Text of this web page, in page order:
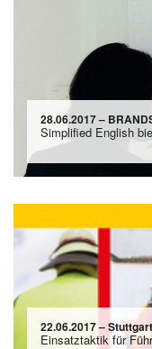
28.06.2017 –
Simplified English
22.06.2017 – Stuttgart
Einsatztaktik für